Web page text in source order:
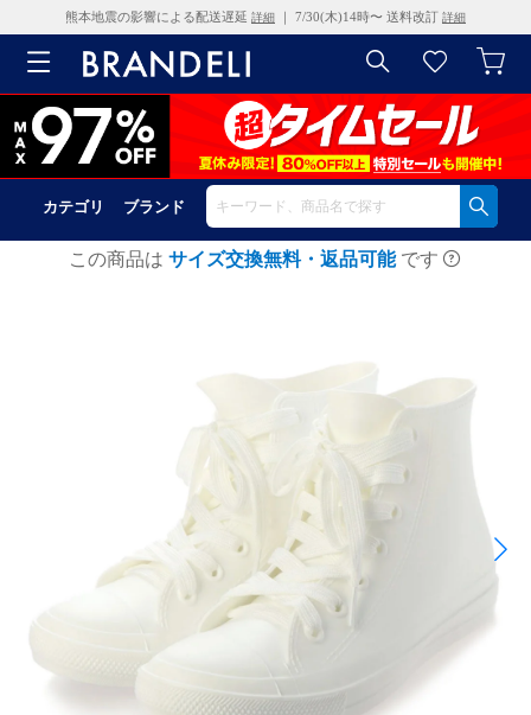
熊本地震の影響による配送遅延 詳細 ｜ 7/30(木)14時〜 送料改訂 詳細
カテゴリ ブランド
この商品は サイズ交換無料・返品可能 です